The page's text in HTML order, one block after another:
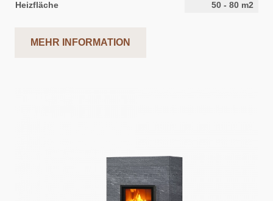
Heizfläche
50 - 80 m2
MEHR INFORMATION